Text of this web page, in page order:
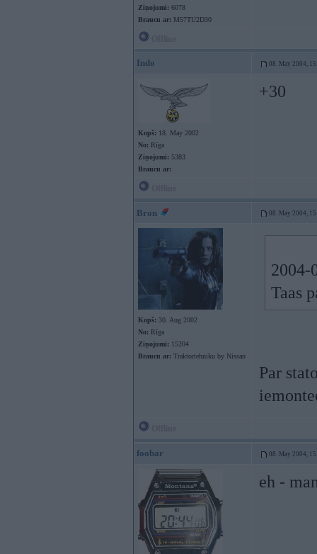
Ziņojumi: 6078
Braucu ar: M57TU2D30
Indo 08. May 2004,
Kopš: 18. May 2002
No: Rīga
Ziņojumi: 5383
Braucu ar:
+30
Bron 08. May 2004,
Kopš: 30. Aug 2002
No: Rīga
Ziņojumi: 15204
Braucu ar: Traktortehniku by Nissan
2004-
Taas
Par
foobar 08. May 2004,
eh -